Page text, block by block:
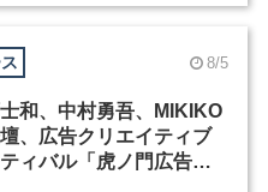
8/5
和、中村勇吾、MIKIKO
、広告クリエイティブ
ィバル「虎ノ門広告